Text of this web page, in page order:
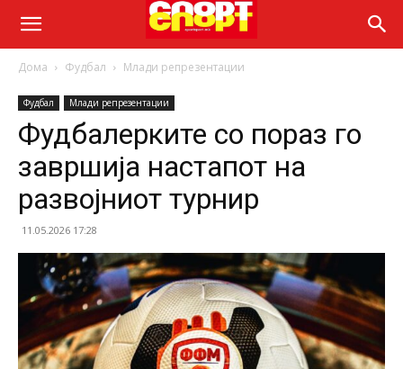
Дома Фудбал Млади репрезентации
Фудбал Млади репрезентации
Фудбалерките со пораз го
завршија настапот на
развојниот турнир
11.05.2026 17:28